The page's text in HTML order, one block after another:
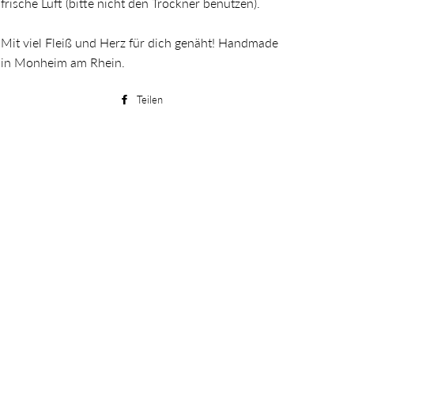
Mit viel Fleiß und Herz für dich genäht! Handmade
in Monheim am Rhein.
Teilen